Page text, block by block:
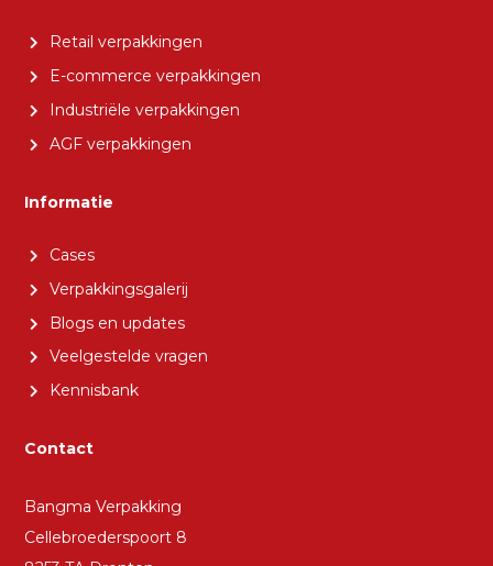
Retail verpakkingen
E-commerce verpakkingen
Industriële verpakkingen
AGF verpakkingen
Informatie
Cases
Verpakkingsgalerij
Blogs en updates
Veelgestelde vragen
Kennisbank
Contact
Bangma Verpakking
Cellebroederspoort 8